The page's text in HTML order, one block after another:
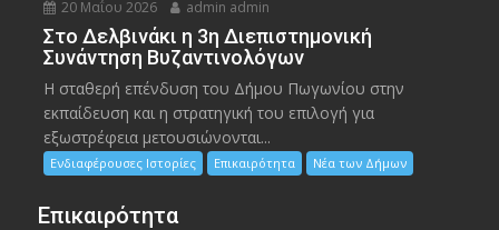
20 Μαΐου 2026 admin admin
Στο Δελβινάκι η 3η Διεπιστημονική
Συνάντηση Βυζαντινολόγων
Η σταθερή επένδυση του Δήμου Πωγωνίου στην
εκπαίδευση και η στρατηγική του επιλογή για
εξωστρέφεια μετουσιώνονται...
Ενδιαφέρουσες Ιστορίες Επικαιρότητα Νέα των Δήμων
Επικαιρότητα